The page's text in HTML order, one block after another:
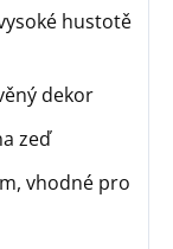
hustotě
dekor
zeď
vhodné pro